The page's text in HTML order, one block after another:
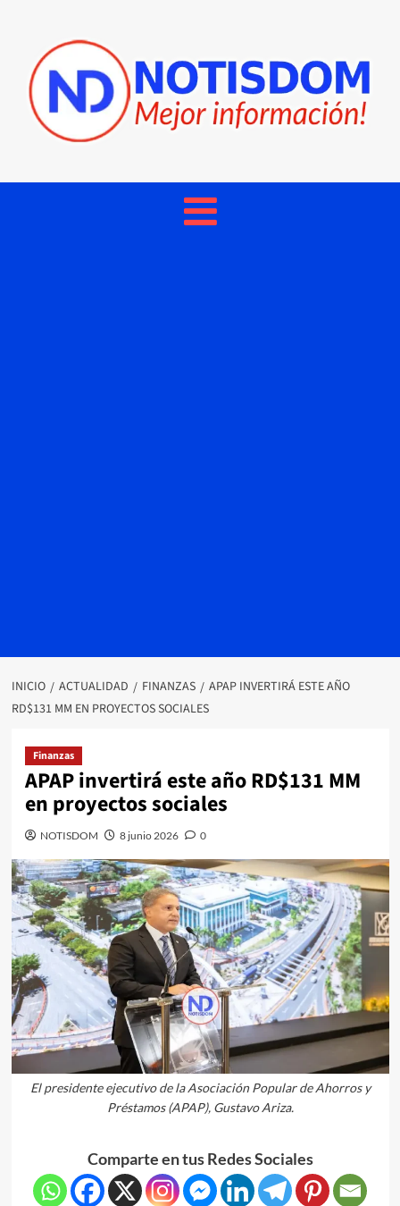
INICIO ACTUALIDAD FINANZAS
APAP INVERTIRÁ ESTE AÑO
RD$131 MM EN PROYECTOS SOCIALES
Finanzas
APAP invertirá este año RD$131 MM
en proyectos sociales
NOTISDOM 8 junio 2026 0
El presidente ejecutivo de la Asociación Popular de Ahorros y
Préstamos (APAP), Gustavo Ariza.
Comparte en tus Redes Sociales